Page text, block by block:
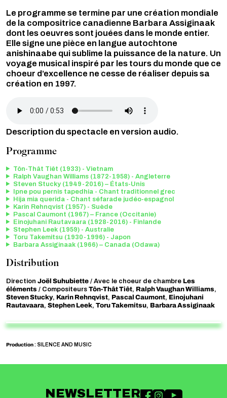
Le programme se termine par une création mondiale
de la compositrice canadienne Barbara Assiginaak
dont les oeuvres sont jouées dans le monde entier.
Elle signe une pièce en langue autochtone
anishinaabe qui sublime la puissance de la nature. Un
voyage musical inspiré par les tours du monde que ce
choeur d’excellence ne cesse de réaliser depuis sa
création en 1997.
Description du spectacle en version audio.
Programme
Tôn-Thât Tiêt (1933) - Vietnam
Ralph Vaughan Williams (1872-1958) - Angleterre
Steven Stucky (1949-2016) – États-Unis
Ipne pou pernis tapedhia - Chant traditionnel grec
Hija mia querida - Chant séfarade judéo-espagnol
Karin Rehnqvist (1957) - Suède
Pascal Caumont (1967) – France (Occitanie)
Einojuhani Rautavaara (1928-2016) - Finlande
Stephen Leek (1959) - Australie
Toru Takemitsu (1930-1996) - Japon
Barbara Assiginaak (1966) – Canada (Odawa)
Distribution
Direction Joël Suhubiette / Avec le choeur de chambre Les
éléments / Compositeurs Tôn-Thât Tiêt, Ralph Vaughan Williams,
Steven Stucky, Karin Rehnqvist, Pascal Caumont, Einojuhani
Rautavaara, Stephen Leek, Toru Takemitsu, Barbara Assiginaak
Production: SILENCE AND MUSIC
NEWSLETTER